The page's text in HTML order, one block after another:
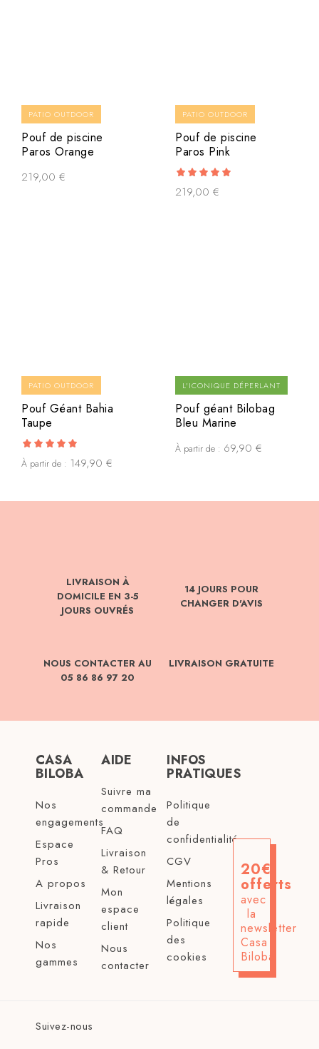
PATIO OUTDOOR
Pouf de piscine
Paros Orange
219,00 €
PATIO OUTDOOR
Pouf de piscine
Paros Pink
5.00
out of 5
219,00€
PATIO OUTDOOR
Pouf Géant Bahia
Taupe
5.00
À partir de : 149,90 €
L'ICONIQUE DÉPERLANT
Pouf géant Bilobag
Bleu Marine
À partir de : 69,90€
LIVRAISON À
DOMICILE EN 3-5
JOURS OUVRÉS
14 JOURS POUR
CHANGER D'AVIS
NOUS CONTACTER AU
05 86 86 97 20
LIVRAISON GRATUITE
CASA
BILOBA
Nos
engagements
Espace
Pros
A propos
Livraison
rapide
Nos
gammes
AIDE
Suivre ma
commande
FAQ
Livraison
& Retour
Mon
espace
client
Nous
contacter
INFOS
PRATIQUES
Politique
de
confidentialité
CGV
Mentions
légales
Politique
des
cookies
20€
offerts
avec
la
newsletter
Casa
Biloba
Suivez-nous